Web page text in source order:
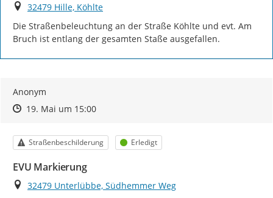
Ort
32479 Hille, Köhlte
Die Straßenbeleuchtung an der Straße Köhlte und evt. Am
Bruch ist entlang der gesamten Staße ausgefallen.
Anonym
Zeitpunkt des Erstellens
Zeitpunkt des Erstellens
19. Mai um 15:00Zur Äußerung
Kategorie
Straßenbeschilderung Status
Erledigt
EVU Markierung
Ort
32479 Unterlübbe, Südhemmer Weg